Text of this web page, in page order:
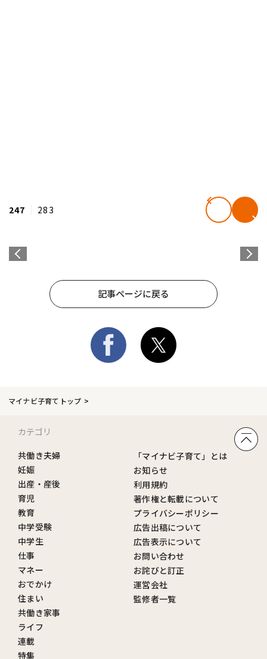
247 283
記事ページに戻る
マイナビ子育てトップ
カテゴリ
共働き夫婦
妊娠
出産・産後
育児
教育
中学受験
中学生
仕事
マネー
おでかけ
住まい
共働き家事
ライフ
連載
特集
「マイナビ子育て」とは
お知らせ
利用規約
著作権と転載について
プライバシーポリシー
広告出稿について
広告表示について
お問い合わせ
お詫びと訂正
運営会社
監修者一覧